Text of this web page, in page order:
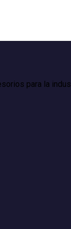
para la